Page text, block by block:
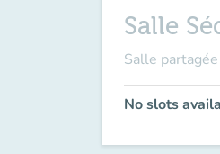
Salle
Salle
No slots